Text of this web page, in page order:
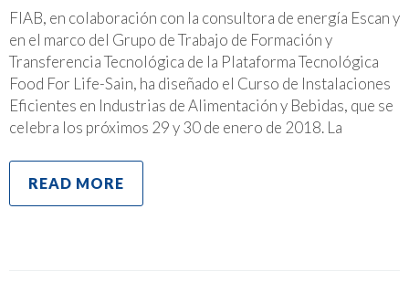
FIAB, en colaboración con la consultora de energía Escan y
en el marco del Grupo de Trabajo de Formación y
Transferencia Tecnológica de la Plataforma Tecnológica
Food For Life-Sain, ha diseñado el Curso de Instalaciones
Eficientes en Industrias de Alimentación y Bebidas, que se
celebra los próximos 29 y 30 de enero de 2018. La
READ MORE